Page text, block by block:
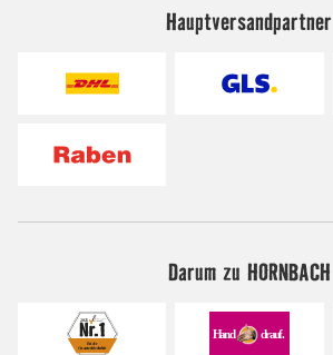
Hauptversandpartner
Darum zu HORNBACH